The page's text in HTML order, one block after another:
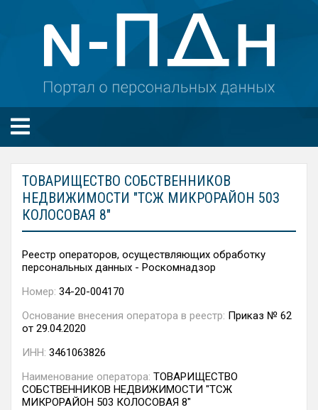
ТОВАРИЩЕСТВО СОБСТВЕННИКОВ
НЕДВИЖИМОСТИ "ТСЖ МИКРОРАЙОН 503
КОЛОСОВАЯ 8"
Реестр операторов, осуществляющих обработку
персональных данных - Роскомнадзор
Номер: 34-20-004170
Основание внесения оператора в реестр: Приказ № 62
от 29.04.2020
ИНН: 3461063826
Наименование оператора: ТОВАРИЩЕСТВО
СОБСТВЕННИКОВ НЕДВИЖИМОСТИ "ТСЖ
МИКРОРАЙОН 503 КОЛОСОВАЯ 8"